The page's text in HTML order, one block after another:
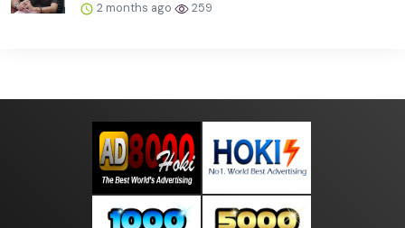
2 months ago 259